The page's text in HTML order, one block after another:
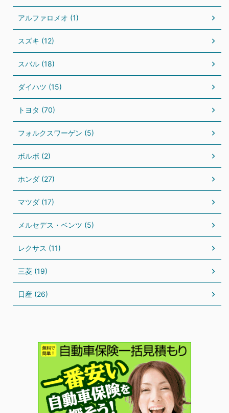
アルファロメオ (1)
スズキ (12)
スバル (18)
ダイハツ (15)
トヨタ (70)
フォルクスワーゲン (5)
ボルボ (2)
ホンダ (27)
マツダ (17)
メルセデス・ベンツ (5)
レクサス (11)
三菱 (19)
日産 (26)